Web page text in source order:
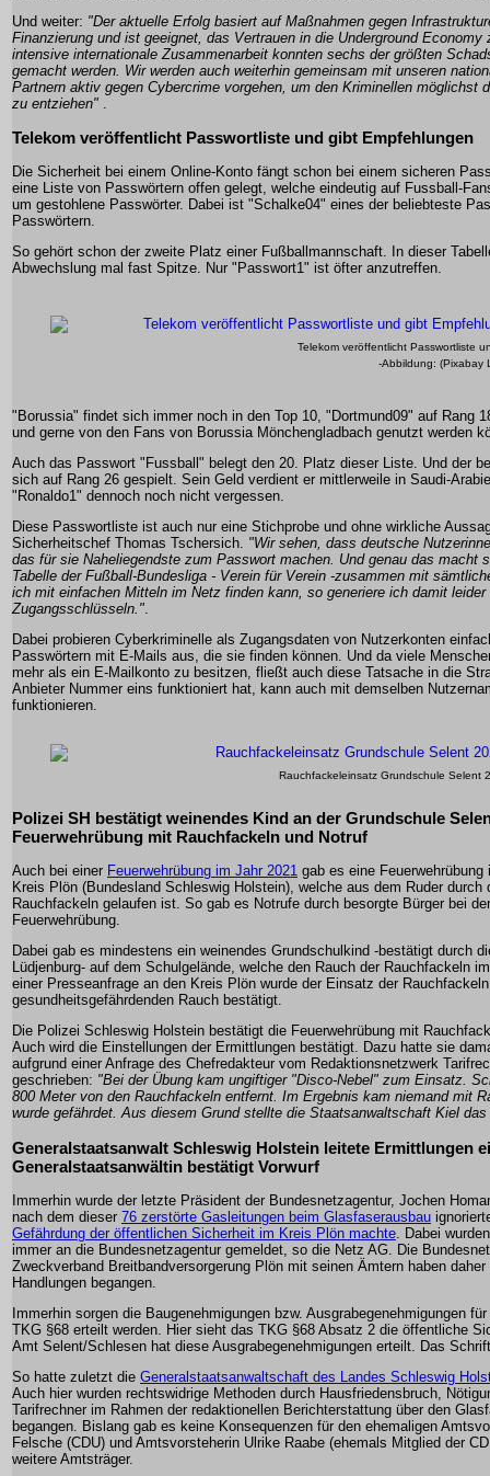
Und weiter: "Der aktuelle Erfolg basiert auf Maßnahmen gegen
Finanzierung und ist geeignet, das Vertrauen in die Underground Economy
intensive internationale Zusammenarbeit konnten sechs der größten
gemacht werden. Wir werden auch weiterhin gemeinsam mit unseren
Partnern aktiv gegen Cybercrime vorgehen, um den Kriminellen möglichst
zu entziehen"
Telekom veröffentlicht Passwortliste und gibt Empfehlungen
Die Sicherheit bei einem Online-Konto fängt schon bei einem sicheren
eine Liste von Passwörtern offen gelegt, welche eindeutig auf Fussball-
um gestohlene Passwörter. Dabei ist "Schalke04" eines der beliebteste
Passwörtern.
So gehört schon der zweite Platz einer Fußballmannschaft. In dieser
Abwechslung mal fast Spitze. Nur "Passwort1" ist öfter anzutreffen.
Telekom veröffentlicht Passwortliste
-Abbildung: (Pixabay
"Borussia" findet sich immer noch in den Top 10, "Dortmund09" auf Rang
und gerne von den Fans von Borussia Mönchengladbach genutzt werden
Auch das Passwort "Fussball" belegt den 20. Platz dieser Liste. Und der
sich auf Rang 26 gespielt. Sein Geld verdient er mittlerweile in Saudi-
"Ronaldo1" dennoch noch nicht vergessen.
Diese Passwortliste ist auch nur eine Stichprobe und ohne wirkliche
Sicherheitschef Thomas Tschersich. "Wir sehen, dass deutsche
das für sie Naheliegendste zum Passwort machen. Und genau das macht
Tabelle der Fußball-Bundesliga - Verein für Verein -zusammen mit
ich mit einfachen Mitteln im Netz finden kann, so generiere ich damit
Zugangsschlüsseln."
Dabei probieren Cyberkriminelle als Zugangsdaten von Nutzerkonten
Passwörtern mit E-Mails aus, die sie finden können. Und da viele
mehr als ein E-Mailkonto zu besitzen, fließt auch diese Tatsache in die
Anbieter Nummer eins funktioniert hat, kann auch mit demselben
funktionieren.
Rauchfackeleinsatz Grundschule Selent
Polizei SH bestätigt weinendes Kind an der Grundschule
Feuerwehrübung mit Rauchfackeln und Notruf
Auch bei einer Feuerwehrübung im Jahr 2021 gab es eine
Kreis Plön (Bundesland Schleswig Holstein), welche aus dem Ruder durch
Rauchfackeln gelaufen ist. So gab es Notrufe durch besorgte Bürger bei
Feuerwehrübung.
Dabei gab es mindestens ein weinendes Grundschulkind -bestätigt durch
Lüdjenburg- auf dem Schulgelände, welche den Rauch der Rauchfackeln
einer Presseanfrage an den Kreis Plön wurde der Einsatz der
gesundheitsgefährdenden Rauch bestätigt.
Die Polizei Schleswig Holstein bestätigt die Feuerwehrübung mit
Auch wird die Einstellungen der Ermittlungen bestätigt. Dazu hatte sie
aufgrund einer Anfrage des Chefredakteur vom Redaktionsnetzwerk
geschrieben: "Bei der Übung kam ungiftiger "Disco-Nebel" zum Einsatz.
800 Meter von den Rauchfackeln entfernt. Im Ergebnis kam niemand mit
wurde gefährdet. Aus diesem Grund stellte die Staatsanwaltschaft Kiel
Generalstaatsanwalt Schleswig Holstein leitete Ermittlungen
Generalstaatsanwältin bestätigt Vorwurf
Immerhin wurde der letzte Präsident der Bundesnetzagentur, Jochen
nach dem dieser 76 zerstörte Gasleitungen beim Glasfaserausbau
Gefährdung der öffentlichen Sicherheit im Kreis Plön machte . Dabei
immer an die Bundesnetzagentur gemeldet, so die Netz AG. Die
Zweckverband Breitbandversorgerung Plön mit seinen Ämtern haben
Handlungen begangen.
Immerhin sorgen die Baugenehmigungen bzw. Ausgrabegenehmigungen
TKG §68 erteilt werden. Hier sieht das TKG §68 Absatz 2 die öffentliche
Amt Selent/Schlesen hat diese Ausgrabegenehmigungen erteilt. Das
So hatte zuletzt die Generalstaatsanwaltschaft des Landes Schleswig
Auch hier wurden rechtswidrige Methoden durch Hausfriedensbruch,
Tarifrechner im Rahmen der redaktionellen Berichterstattung über den
begangen. Bislang gab es keine Konsequenzen für den ehemaligen
Felsche (CDU) und Amtsvorsteherin Ulrike Raabe (ehemals Mitglied der
weitere Amtsträger.